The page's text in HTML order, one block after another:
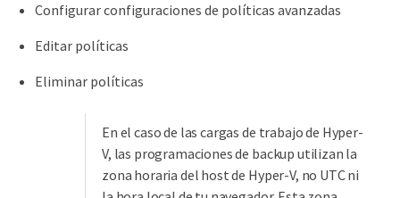
Configurar configuraciones de políticas avanzadas
Editar políticas
Eliminar políticas
En el caso de las cargas de trabajo de Hyper-
V, las programaciones de backup utilizan la
zona horaria del host de Hyper-V, no UTC ni